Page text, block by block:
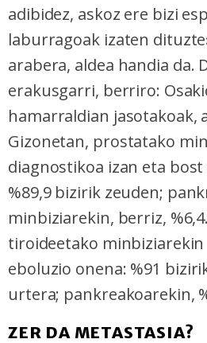
adibidez, askoz ere bizi
laburragoak izaten
arabera, aldea handia da.
erakusgarri, berriro:
hamarraldian jasotakoak,
Gizonetan, prostatako
diagnostikoa izan eta
%89,9 bizirik zeuden;
minbiziarekin, berriz,
tiroideetako minbiziarekin
eboluzio onena: %91
urtera; pankreakoarekin,
ZER DA METASTASIA?